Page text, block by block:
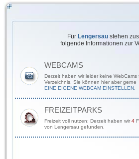
Für Lengersau stehen
folgende Informationen zur
WEBCAMS
Derzeit haben wir leider keine
Verzeichnis. Sie können hier aber gerne
EINE EIGENE WEBCAM EINSTELLEN.
FREIZEITPARKS
Freizeit voll nutzen: Derzeit haben wir 4
von Lengersau gefunden.